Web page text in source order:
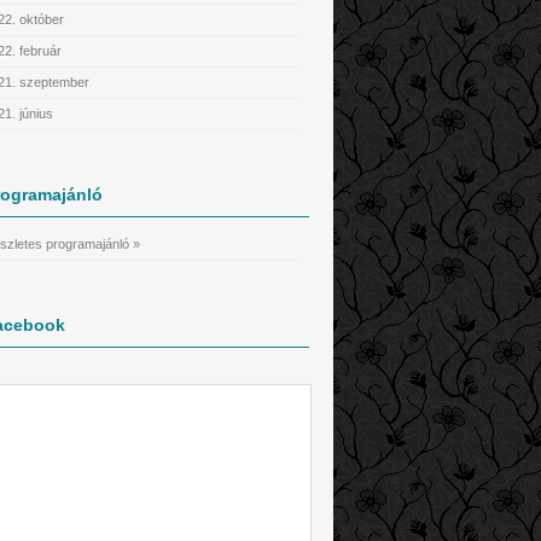
október
február
szeptember
június
programajánló »